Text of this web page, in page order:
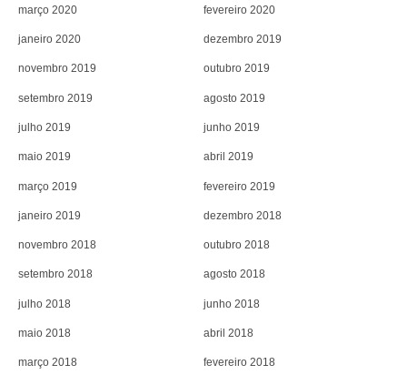
março 2020 fevereiro 2020
janeiro 2020 dezembro 2019
novembro 2019 outubro 2019
setembro 2019 agosto 2019
julho 2019 junho 2019
maio 2019 abril 2019
março 2019 fevereiro 2019
janeiro 2019 dezembro 2018
novembro 2018 outubro 2018
setembro 2018 agosto 2018
julho 2018 junho 2018
maio 2018 abril 2018
março 2018 fevereiro 2018